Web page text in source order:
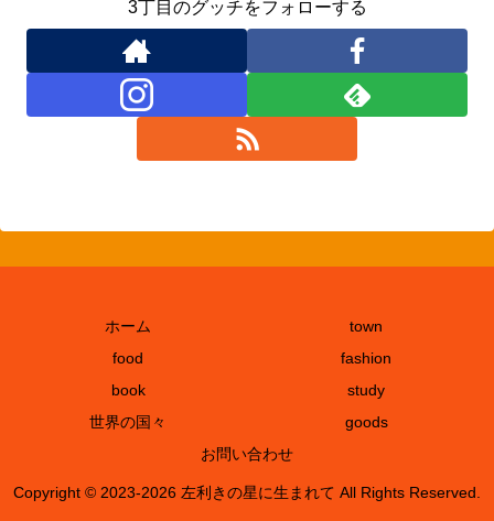
3丁目のグッチをフォローする
ホーム
town
food
fashion
book
study
世界の国々
goods
お問い合わせ
Copyright © 2023-2026 左利きの星に生まれて All Rights Reserved.